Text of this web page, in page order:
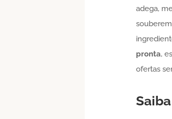
adega,
pronta,
ofertas